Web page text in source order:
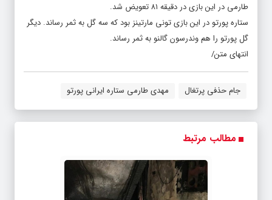
طارمی در این بازی در دقیقه ۸۱ تعویض شد.
ستاره پورتو در این بازی تونی مارتینز بود که سه گل به ثمر رساند. دیگر
گل پورتو را هم وندرسون گالنو به ثمر رساند.
انتهای متن/
جام حذفی پرتغال مهدی طارمی ستاره ایرانی پورتو
مطالب مرتبط